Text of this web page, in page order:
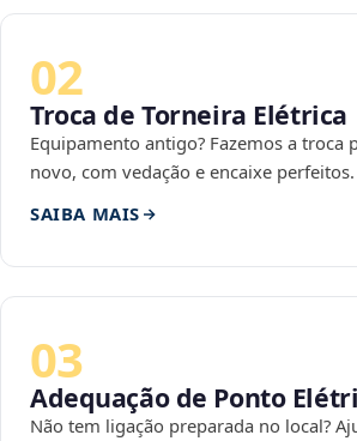
02
Troca de Torneira Elétrica
Equipamento antigo? Fazemos a troca
novo, com vedação e encaixe perfeitos.
SAIBA MAIS
03
Adequação de Ponto
Não tem ligação preparada no local?